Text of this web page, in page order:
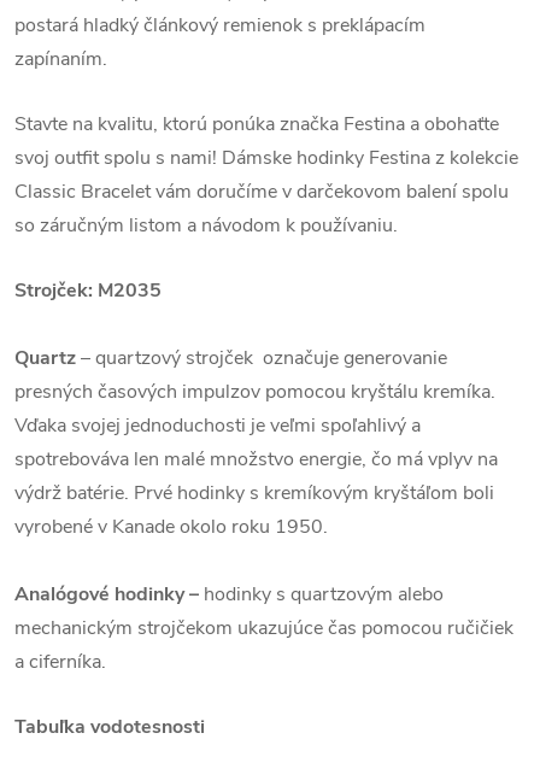
postará hladký článkový remienok s preklápacím
zapínaním.
Stavte na kvalitu, ktorú ponúka značka Festina a obohaťte
svoj outfit spolu s nami! Dámske hodinky Festina z kolekcie
Classic Bracelet vám doručíme v darčekovom balení spolu
so záručným listom a návodom k používaniu.
Strojček: M2035
Quartz– quartzový strojček označuje generovanie
presných časových impulzov pomocou kryštálu kremíka.
Vďaka svojej jednoduchosti je veľmi spoľahlivý a
spotrebováva len malé množstvo energie, čo má vplyv na
výdrž batérie. Prvé hodinky s kremíkovým kryštáľom boli
vyrobené v Kanade okolo roku 1950.
Analógové hodinky – hodinky s quartzovým alebo
mechanickým strojčekom ukazujúce čas pomocou ručičiek
a ciferníka.
Tabuľka vodotesnosti